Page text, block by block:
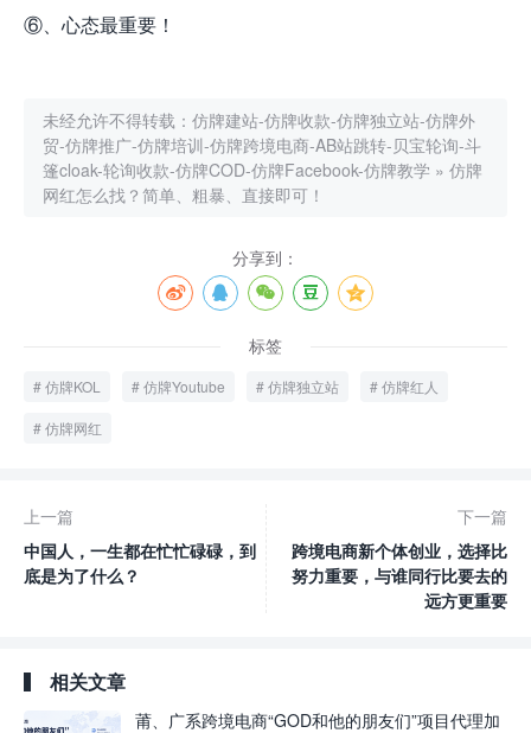
⑥、心态最重要！
未经允许不得转载： 仿牌建站-仿牌收款-仿牌独立站-仿牌外
贸-仿牌推广-仿牌培训-仿牌跨境电商-AB站跳转-贝宝轮询-斗
篷cloak-轮询收款-仿牌COD-仿牌Facebook-仿牌教学 » 仿牌
网红怎么找？简单、粗暴、直接即可！
分享到：
标签
仿牌KOL 仿牌Youtube 仿牌独立站 仿牌红人
仿牌网红
上一篇
中国人，一生都在忙忙碌碌，到
底是为了什么？
下一篇
跨境电商新个体创业，选择比
努力重要，与谁同行比要去的
远方更重要
相关文章
莆、广系跨境电商“GOD和他的朋友们”项目代理加